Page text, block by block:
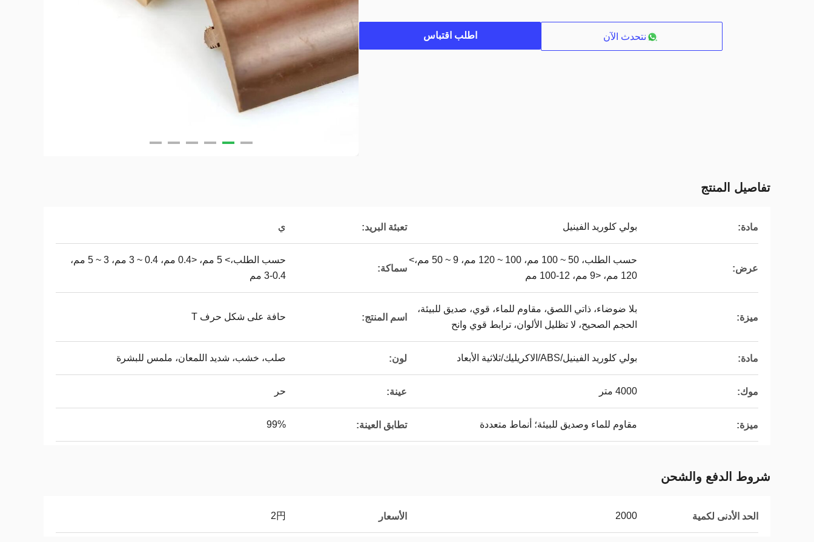
نتحدث الآن اطلب اقتباس
تفاصيل المنتج
مادة: بولي كلوريد الفينيل تعبئة البريد: ي
عرض:
حسب الطلب، 50 ~ 100 مم، 100 ~ 120 مم، 9 ~ 50 مم،>
120 مم، <9 مم، 12-100 مم
سماكة:
حسب الطلب،> 5 مم، <0.4 مم، 0.4 ~ 3 مم، 3 ~ 5 مم،
0.4-3 مم
ميزة:
بلا ضوضاء، ذاتي اللصق، مقاوم للماء، قوي، صديق للبيئة،
الحجم الصحيح، لا تظليل الألوان، ترابط قوي وانح
اسم المنتج: حافة على شكل حرف T
مادة: بولي كلوريد الفينيل/ABS/الاكريليك/ثلاثية الأبعاد لون: صلب، خشب، شديد اللمعان، ملمس للبشرة
موك: 4000 متر عينة: حر
ميزة: مقاوم للماء وصديق للبيئة؛ أنماط متعددة تطابق العينة: 99%
شروط الدفع والشحن
الحد الأدنى لكمية 2000 الأسعار 2円